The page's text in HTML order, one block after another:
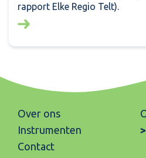
rapport Elke Regio Telt).
Lees meer over: Tellende
Over ons
Instrumenten
Contact